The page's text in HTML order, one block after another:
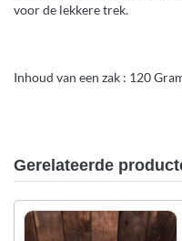
voor de lekkere trek.
Inhoud van een zak : 120
Gerelateerde